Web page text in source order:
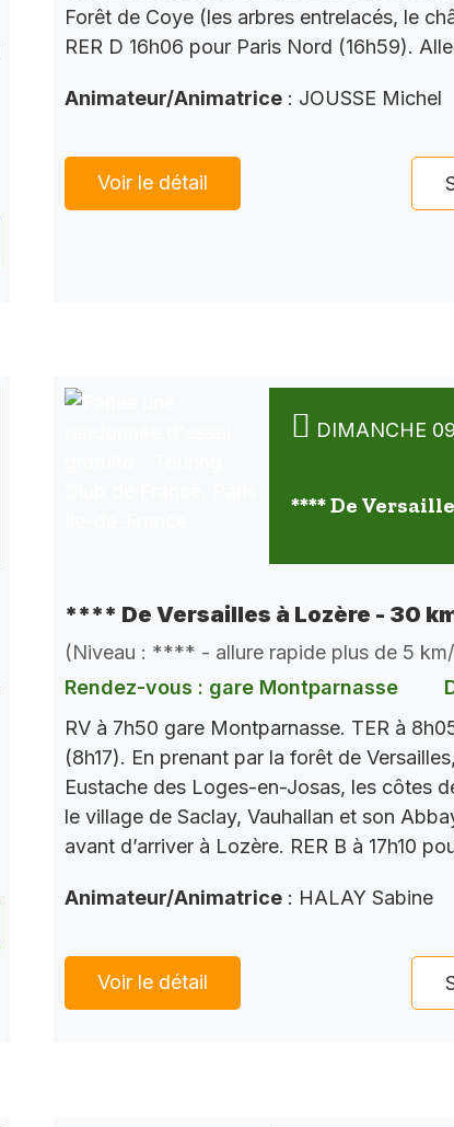
Forêt de Coye (les arbres entrelacés, le
RER D 16h06 pour Paris Nord (16h59).
Animateur/Animatrice : JOUSSE Michel
Voir le détail
DIMANCHE
**** De
**** De Versailles à Lozère - 30
(Niveau : **** - allure rapide plus de 5
Rendez-vous : gare Montparnasse
RV à 7h50 gare Montparnasse. TER à
(8h17). En prenant par la forêt de
Eustache des Loges-en-Josas, les côtes
le village de Saclay, Vauhallan et son
avant d’arriver à Lozère. RER B à 17h10
Animateur/Animatrice : HALAY Sabine
Voir le détail